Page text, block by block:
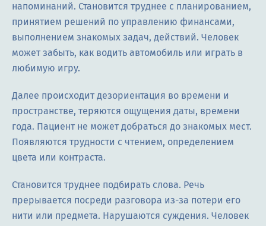
напоминаний. Становится труднее с планированием,
принятием решений по управлению финансами,
выполнением знакомых задач, действий. Человек
может забыть, как водить автомобиль или играть в
любимую игру.
Далее происходит дезориентация во времени и
пространстве, теряются ощущения даты, времени
года. Пациент не может добраться до знакомых мест.
Появляются трудности с чтением, определением
цвета или контраста.
Становится труднее подбирать слова. Речь
прерывается посреди разговора из-за потери его
нити или предмета. Нарушаются суждения. Человек